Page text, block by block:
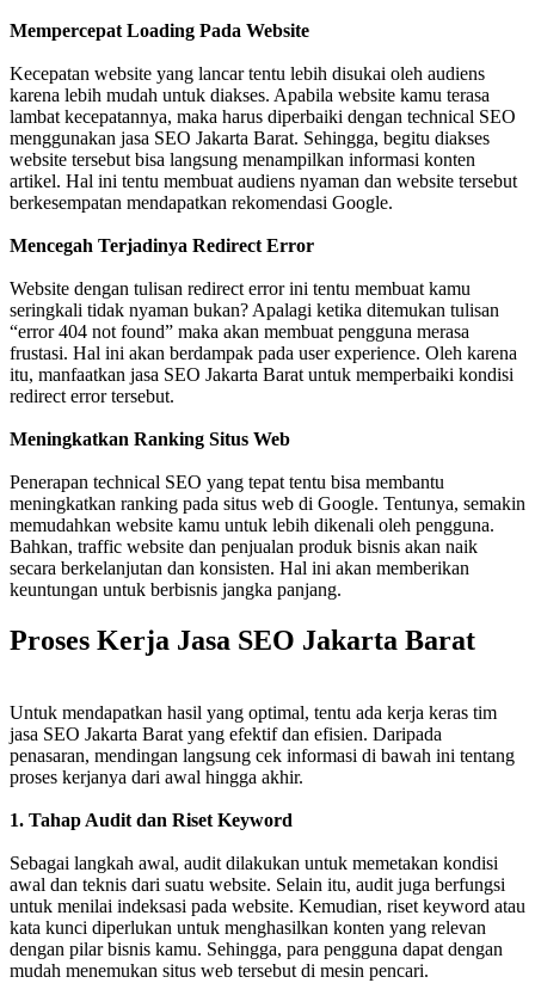
Mempercepat Loading Pada Website
Kecepatan website yang lancar tentu lebih disukai oleh audiens
karena lebih mudah untuk diakses. Apabila website kamu terasa
lambat kecepatannya, maka harus diperbaiki dengan technical SEO
menggunakan jasa SEO Jakarta Barat. Sehingga, begitu diakses
website tersebut bisa langsung menampilkan informasi konten
artikel. Hal ini tentu membuat audiens nyaman dan website tersebut
berkesempatan mendapatkan rekomendasi Google.
Mencegah Terjadinya Redirect Error
Website dengan tulisan redirect error ini tentu membuat kamu
seringkali tidak nyaman bukan? Apalagi ketika ditemukan tulisan
“error 404 not found” maka akan membuat pengguna merasa
frustasi. Hal ini akan berdampak pada user experience. Oleh karena
itu, manfaatkan jasa SEO Jakarta Barat untuk memperbaiki kondisi
redirect error tersebut.
Meningkatkan Ranking Situs Web
Penerapan technical SEO yang tepat tentu bisa membantu
meningkatkan ranking pada situs web di Google. Tentunya, semakin
memudahkan website kamu untuk lebih dikenali oleh pengguna.
Bahkan, traffic website dan penjualan produk bisnis akan naik
secara berkelanjutan dan konsisten. Hal ini akan memberikan
keuntungan untuk berbisnis jangka panjang.
Proses Kerja Jasa SEO Jakarta Barat
Untuk mendapatkan hasil yang optimal, tentu ada kerja keras tim
jasa SEO Jakarta Barat yang efektif dan efisien. Daripada
penasaran, mendingan langsung cek informasi di bawah ini tentang
proses kerjanya dari awal hingga akhir.
1. Tahap Audit dan Riset Keyword
Sebagai langkah awal, audit dilakukan untuk memetakan kondisi
awal dan teknis dari suatu website. Selain itu, audit juga berfungsi
untuk menilai indeksasi pada website. Kemudian, riset keyword atau
kata kunci diperlukan untuk menghasilkan konten yang relevan
dengan pilar bisnis kamu. Sehingga, para pengguna dapat dengan
mudah menemukan situs web tersebut di mesin pencari.